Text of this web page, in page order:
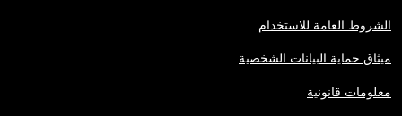
الشروط العامة للاستخدام
ميثاق حماية البيانات الشخصية
معلومات قانونية